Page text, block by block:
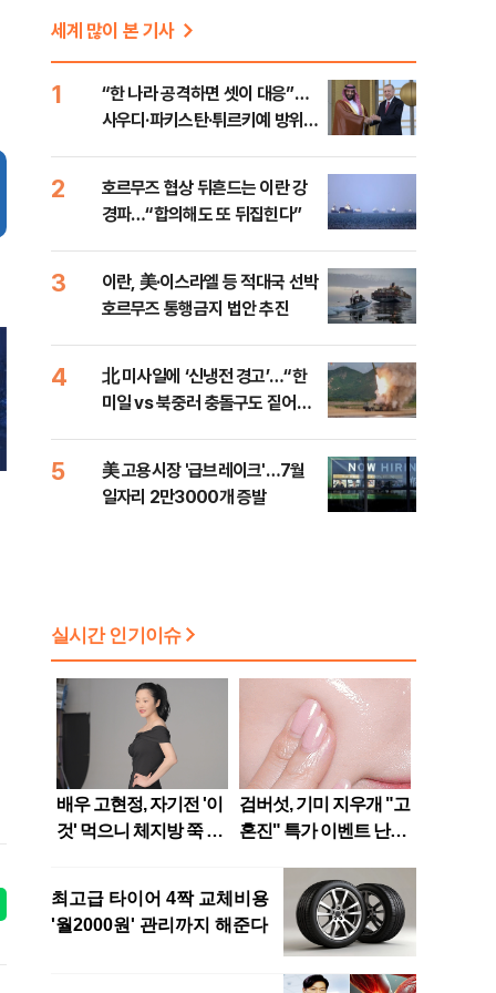
세계 많이 본 기사
1
“한 나라 공격하면 셋이 대응”…
사우디·파키스탄·튀르키예 방위동
2
호르무즈 협상 뒤흔드는 이란 강
경파…“합의해도 또 뒤집힌다”
3
이란, 美·이스라엘 등 적대국 선박
호르무즈 통행금지 법안 추진
4
北 미사일에 ‘신냉전 경고’…“한
미일 vs 북중러 충돌구도 짙어진
5
美 고용시장 '급브레이크'…7월
일자리 2만3000개 증발